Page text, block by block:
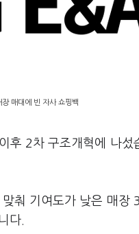
매대에 빈 자사 쇼핑백
후 2차 구조개혁에 나섰
춰 기여도가 낮은 매장
다.